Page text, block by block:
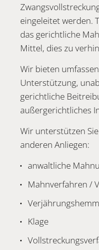
eingeleitet werden.
das gerichtliche
Mittel, dies zu
Wir bieten
Unterstützung,
gerichtliche
außergerichtliches
Wir unterstützen
anderen Anliegen:
anwaltliche
Mahnverfahren /
Klage